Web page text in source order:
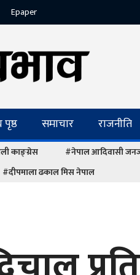
Epaper
समाचार राजनीति
काङ्ग्रेस #नेपाल आदिवासी
#दीपमाला ढकाल मिस नेपाल